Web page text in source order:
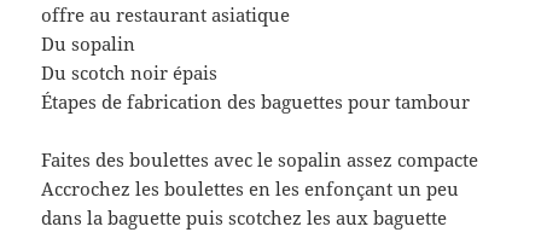
offre au restaurant asiatique
Du sopalin
Du scotch noir épais
Étapes de fabrication des baguettes pour tambour
Faites des boulettes avec le sopalin assez compacte
Accrochez les boulettes en les enfonçant un peu
dans la baguette puis scotchez les aux baguette